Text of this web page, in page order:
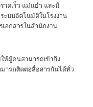
วดเร็ว แม่นยำ และมี
ะบบอัตโนมัติในโรงงาน
อกสารในสำนักงาน
ห้ผู้คนสามารถเข้าถึง
ารถติดต่อสื่อสารกันได้ทั่ว